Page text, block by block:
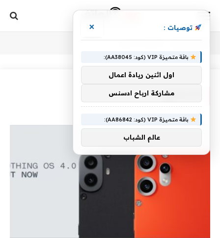
الأسابيع
توصيات : ×
باقة متميزة VIP (كود: AA38045):
اول اثنين ريادة اعمال
مشاركة ارباح ادسنس
باقة متميزة VIP (كود: AA86842):
عالم الشباب